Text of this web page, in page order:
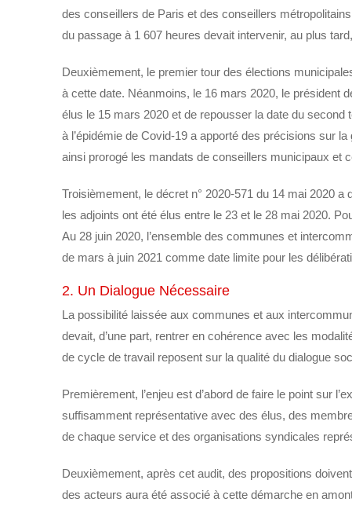
des conseillers de Paris et des conseillers
du passage à 1 607 heures devait intervenir, au plus
Deuxièmement, le premier tour des élections
à cette date. Néanmoins, le 16 mars 2020, le président
élus le 15 mars 2020 et de repousser la date du
à l’épidémie de Covid-19 a apporté des précisions sur
ainsi prorogé les mandats de conseillers municipaux et
Troisièmement, le décret n° 2020-571 du 14 mai 2020
les adjoints ont été élus entre le 23 et le 28 mai 2020.
Au 28 juin 2020, l’ensemble des communes et
de mars à juin 2021 comme date limite pour les
2. Un Dialogue Nécessaire
La possibilité laissée aux communes et aux
devait, d’une part, rentrer en cohérence avec les
de cycle de travail reposent sur la qualité du dialogue
Premièrement, l’enjeu est d’abord de faire le point sur
suffisamment représentative avec des élus, des
de chaque service et des organisations syndicales
Deuxièmement, après cet audit, des propositions
des acteurs aura été associé à cette démarche en